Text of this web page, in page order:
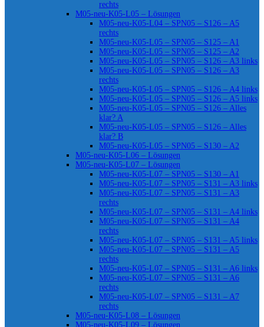
rechts
M05-neu-K05-L05 – Lösungen
M05-neu-K05-L04 – SPN05 – S126 – A5
rechts
M05-neu-K05-L05 – SPN05 – S125 – A1
M05-neu-K05-L05 – SPN05 – S125 – A2
M05-neu-K05-L05 – SPN05 – S126 – A3 links
M05-neu-K05-L05 – SPN05 – S126 – A3
rechts
M05-neu-K05-L05 – SPN05 – S126 – A4 links
M05-neu-K05-L05 – SPN05 – S126 – A5 links
M05-neu-K05-L05 – SPN05 – S126 – Alles
klar? A
M05-neu-K05-L05 – SPN05 – S126 – Alles
klar? B
M05-neu-K05-L05 – SPN05 – S130 – A2
M05-neu-K05-L06 – Lösungen
M05-neu-K05-L07 – Lösungen
M05-neu-K05-L07 – SPN05 – S130 – A1
M05-neu-K05-L07 – SPN05 – S131 – A3 links
M05-neu-K05-L07 – SPN05 – S131 – A3
rechts
M05-neu-K05-L07 – SPN05 – S131 – A4 links
M05-neu-K05-L07 – SPN05 – S131 – A4
rechts
M05-neu-K05-L07 – SPN05 – S131 – A5 links
M05-neu-K05-L07 – SPN05 – S131 – A5
rechts
M05-neu-K05-L07 – SPN05 – S131 – A6 links
M05-neu-K05-L07 – SPN05 – S131 – A6
rechts
M05-neu-K05-L07 – SPN05 – S131 – A7
rechts
M05-neu-K05-L08 – Lösungen
M05-neu-K05-L09 – Lösungen